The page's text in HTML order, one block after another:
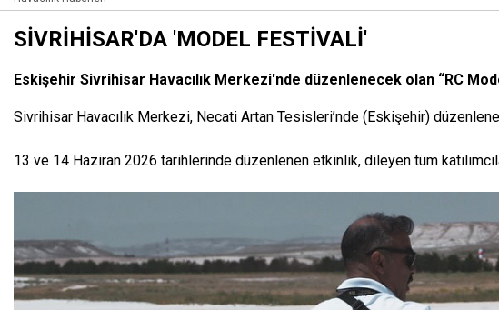
SİVRİHİSAR'DA 'MODEL FESTİVALİ'
Eskişehir Sivrihisar Havacılık Merkezi'nde düzenlenecek olan “RC
Sivrihisar Havacılık Merkezi, Necati Artan Tesisleri’nde (Eskişehir)
13 ve 14 Haziran 2026 tarihlerinde düzenlenen etkinlik, dileyen tüm